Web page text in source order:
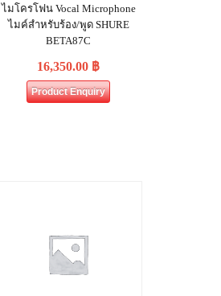
ไมโครโฟน Vocal Microphone
ไมค์สำหรับร้อง/พูด SHURE
BETA87C
16,350.00 ฿
Product Enquiry